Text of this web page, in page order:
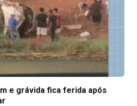
e grávida fica ferida após